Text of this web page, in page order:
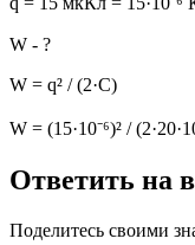
W - ?
W = q² / (2·C)
W = (15·10⁻⁶)² /
Ответить на
Поделитесь своими